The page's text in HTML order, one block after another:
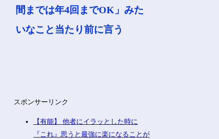
間までは年4回までOK」みた
いなこと当たり前に言う
スポンサーリンク
【有能】 他者にイラッとした時に
『これ』思うと最強に楽になることが